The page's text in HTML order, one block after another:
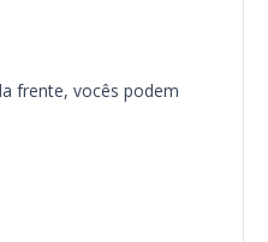
frente, vocês podem